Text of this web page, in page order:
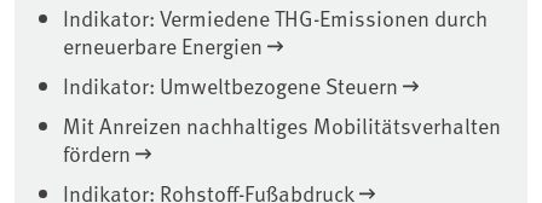
Indikator: Vermiedene THG-Emissionen durch
erneuerbare Energien
Indikator: Umweltbezogene Steuern
Mit Anreizen nachhaltiges Mobilitätsverhalten
fördern
Indikator: Rohstoff-Fußabdruck